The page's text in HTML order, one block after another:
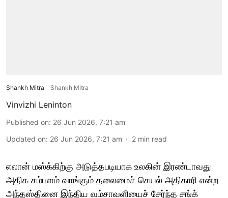
Shankh Mitra Shankh Mitra
Vinvizhi Leninton
Published on: 26 Jun 2026, 7:21 am
Updated on: 26 Jun 2026, 7:21 am 2 min read
எலான் மஸ்க்கிற்கு அடுத்தபடியாக உலகின் இரண்டாவது
அதிக சம்பளம் வாங்கும் தலைமைச் செயல் அதிகாரி என்ற
அந்தஸ்தினை இந்திய வம்சாவளியைச் சேர்ந்த சங்க்